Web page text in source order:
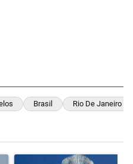
Brasil Rio De Janeiro
"Los aviones F 16
Un artículo de tendencia con el